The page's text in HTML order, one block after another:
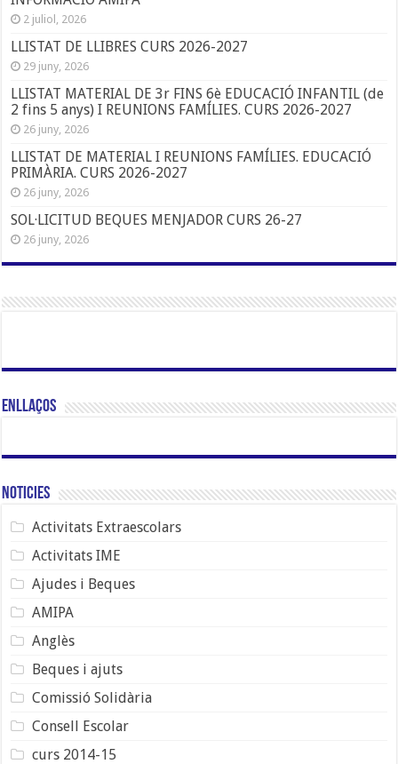
2 juliol, 2026
LLISTAT DE LLIBRES CURS 2026-2027
29 juny, 2026
LLISTAT MATERIAL DE 3r FINS 6è EDUCACIÓ INFANTIL (de
2 fins 5 anys) I REUNIONS FAMÍLIES. CURS 2026-2027
26 juny, 2026
LLISTAT DE MATERIAL I REUNIONS FAMÍLIES. EDUCACIÓ
PRIMÀRIA. CURS 2026-2027
26 juny, 2026
SOL·LICITUD BEQUES MENJADOR CURS 26-27
26 juny, 2026
Enllaços
Noticies
Activitats Extraescolars
Activitats IME
Ajudes i Beques
AMIPA
Anglès
Beques i ajuts
Comissió Solidària
Consell Escolar
curs 2014-15